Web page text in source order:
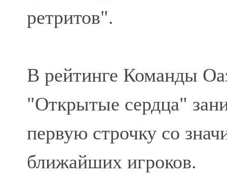
ретритов".
В рейтинге Команды
"Открытые сердца"
первую строчку со
ближайших игроков.